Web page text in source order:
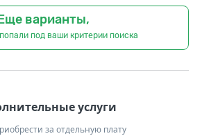
варианты,
под ваши критерии поиска
услуги
за отдельную плату